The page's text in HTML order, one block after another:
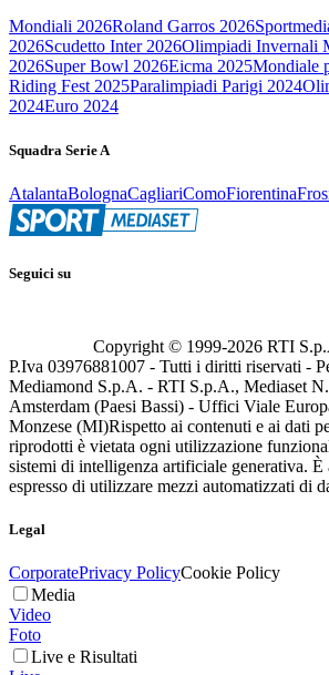
Mondiali 2026Roland Garros 2026
2026Scudetto Inter 2026Olimpiadi Invernali
2026Super Bowl 2026Eicma 2025Mondiale
Riding Fest 2025Paralimpiadi Parigi 2024
2024Euro 2024
Squadra Serie A
AtalantaBolognaCagliariComoFiorentina
Seguici su
Copyright © 1999-2026 RTI
P.Iva 03976881007 - Tutti i diritti riservati -
Mediamond S.p.A. - RTI S.p.A., Mediaset
Amsterdam (Paesi Bassi) - Uffici Viale
Monzese (MI)Rispetto ai contenuti e ai dati
riprodotti è vietata ogni utilizzazione
sistemi di intelligenza artificiale generativa.
espresso di utilizzare mezzi automatizzati di
Legal
CorporatePrivacy PolicyCookie Policy
Media
Video
Foto
Live e Risultati